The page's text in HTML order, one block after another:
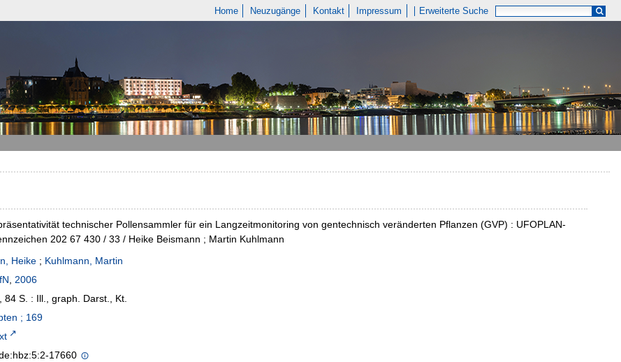
Home Neuzugänge Kontakt Impressum Erweiterte Suche
technischer Pollensammler für ein Langzeitmonitoring von gentechnisch veränderten Pflanzen (GVP) : UFOPLAN-
202 67 430 / 33 / Heike Beismann ; Martin Kuhlmann
Heike ; Kuhlmann, Martin
, 2006
84 S. : Ill., graph. Darst., Kt.
; 169
17660